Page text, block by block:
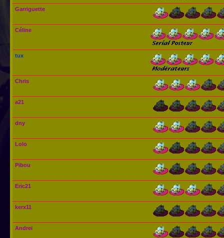
Garriguette
Céline
tux
Chris
a21
dny
Lolo
Pibou
Eric21
kerx11
Andrei